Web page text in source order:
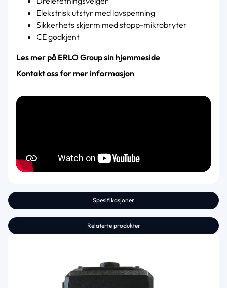
Spesifikasjoner
Relaterte produkter
Elekstrisk utstyr med lavspenning
Sikkerhets skjerm med stopp-mikrobryter
CE godkjent
Les mer på ERLO Group sin hjemmeside
Kontakt oss for mer informasjon